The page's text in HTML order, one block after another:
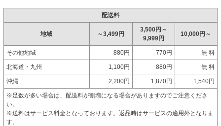
配送料
地域 ～3,499円
3,500円～
9,999円
10,000円～
その他地域 880円 770円 無 料
北海道・九州 1,100円 880円 無 料
沖縄 2,200円 1,870円 1,540円
※足数が多い場合は、配送料が割増になる場合がありますのでご注意くださ
い。
※送料はサービス料金となっております。返品時はサービスの適用外となりま
す。